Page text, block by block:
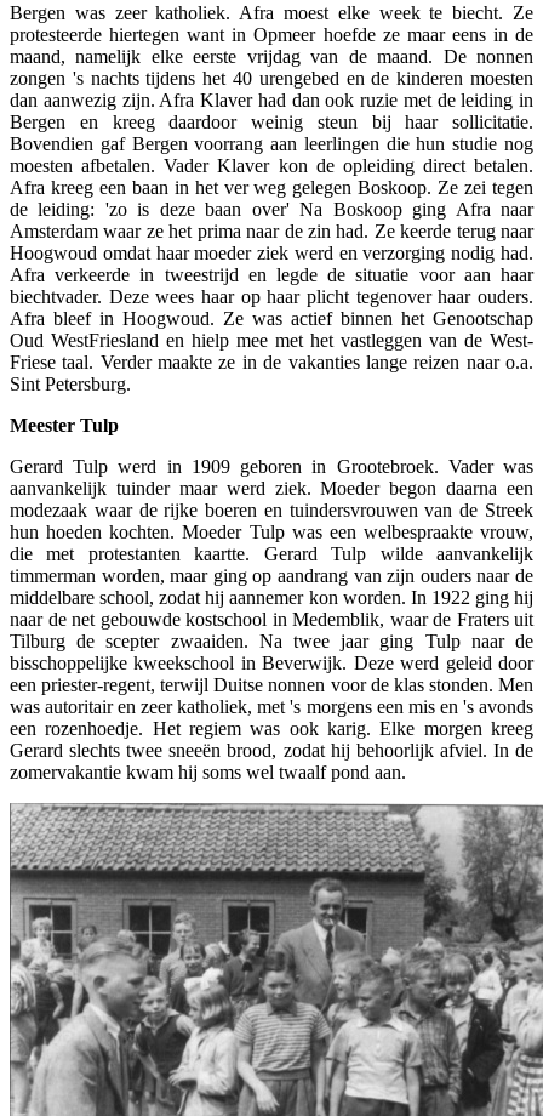
Bergen was zeer katholiek. Afra moest elke week te biecht. Ze
protesteerde hiertegen want in Opmeer hoefde ze maar eens in de
maand, namelijk elke eerste vrijdag van de maand. De nonnen
zongen 's nachts tijdens het 40 urengebed en de kinderen moesten
dan aanwezig zijn. Afra Klaver had dan ook ruzie met de leiding in
Bergen en kreeg daardoor weinig steun bij haar sollicitatie.
Bovendien gaf Bergen voorrang aan leerlingen die hun studie nog
moesten afbetalen. Vader Klaver kon de opleiding direct betalen.
Afra kreeg een baan in het ver weg gelegen Boskoop. Ze zei tegen
de leiding: 'zo is deze baan over' Na Boskoop ging Afra naar
Amsterdam waar ze het prima naar de zin had. Ze keerde terug naar
Hoogwoud omdat haar moeder ziek werd en verzorging nodig had.
Afra verkeerde in tweestrijd en legde de situatie voor aan haar
biechtvader. Deze wees haar op haar plicht tegenover haar ouders.
Afra bleef in Hoogwoud. Ze was actief binnen het Genootschap
Oud WestFriesland en hielp mee met het vastleggen van de West-
Friese taal. Verder maakte ze in de vakanties lange reizen naar o.a.
Sint Petersburg.
Meester Tulp
Gerard Tulp werd in 1909 geboren in Grootebroek. Vader was
aanvankelijk tuinder maar werd ziek. Moeder begon daarna een
modezaak waar de rijke boeren en tuindersvrouwen van de Streek
hun hoeden kochten. Moeder Tulp was een welbespraakte vrouw,
die met protestanten kaartte. Gerard Tulp wilde aanvankelijk
timmerman worden, maar ging op aandrang van zijn ouders naar de
middelbare school, zodat hij aannemer kon worden. In 1922 ging hij
naar de net gebouwde kostschool in Medemblik, waar de Fraters uit
Tilburg de scepter zwaaiden. Na twee jaar ging Tulp naar de
bisschoppelijke kweekschool in Beverwijk. Deze werd geleid door
een priester-regent, terwijl Duitse nonnen voor de klas stonden. Men
was autoritair en zeer katholiek, met 's morgens een mis en 's avonds
een rozenhoedje. Het regiem was ook karig. Elke morgen kreeg
Gerard slechts twee sneeën brood, zodat hij behoorlijk afviel. In de
zomervakantie kwam hij soms wel twaalf pond aan.